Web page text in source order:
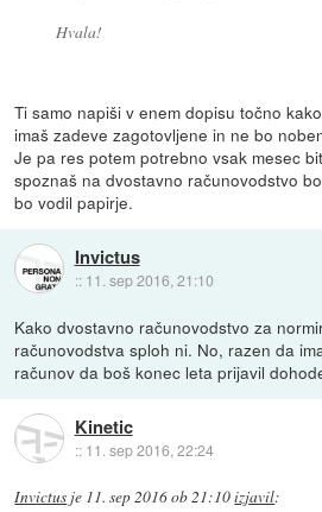
Hvala!
Ti samo napiši v enem dopisu točno
imaš zadeve zagotovljene in ne bo
Je pa res potem potrebno vsak mesec
spoznaš na dvostavno računovodstvo
bo vodil papirje.
Invictus
:: 11. sep 2016, 21:10
Kako dvostavno računovodstvo za
računovodstva sploh ni. No, razen da
računov da boš konec leta prijavil
Kinetic
:: 11. sep 2016, 22:24
Invictus je 11. sep 2016 ob 21:10izjavil: